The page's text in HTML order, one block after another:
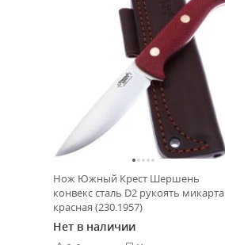
Нож Южный Крест Шершень
конвекс сталь D2 рукоять микарта
красная (230.1957)
Нет в наличии